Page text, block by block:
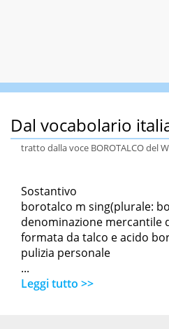
Dal vocabolario
tratto dalla voce BOROTALCO del
Sostantivo
borotalco m sing(plurale:
denominazione mercantile
formata da talco e acido
pulizia personale
...
Leggi tutto >>